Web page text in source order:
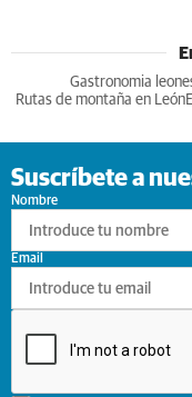
Gastronomia
Rutas de montaña en León
Suscríbete a
Nombre
Email